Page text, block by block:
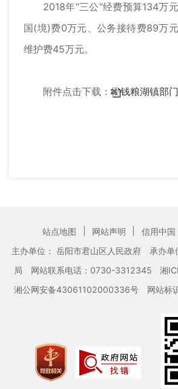
2018年“三公”经费预算134万
国(境)费0万元、公务接待费89万
维护费45万元。
附件点击下载： 钱粮湖镇部
站点地图 网站声明 信用中国
主办单位： 岳阳市君山区人民政府
承办单
局
网站联系电话：0730-3312345
湘
湘公网安备43061102000336号
网站标